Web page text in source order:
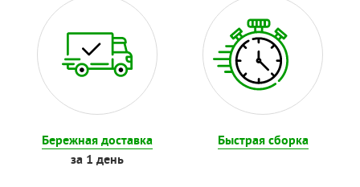
Бережная доставка
за 1 день
Быстрая сборка